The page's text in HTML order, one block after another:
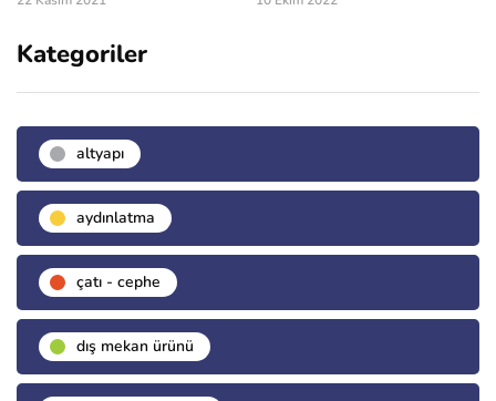
Kategoriler
altyapı
aydınlatma
çatı - cephe
dış mekan ürünü